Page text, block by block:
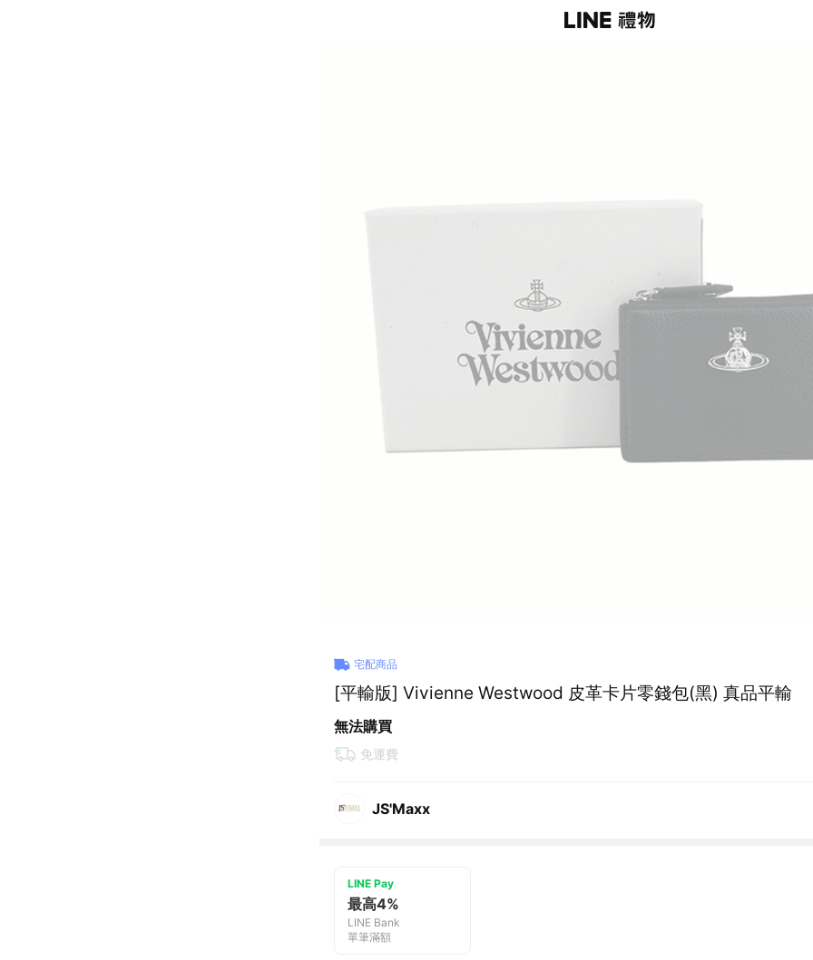
宅配商品
[平輸版] Vivienne Westwood 皮革卡片零錢包(黑) 真品平輸
無法購買
免運費
JS'Maxx
LINE Pay
最高4%
LINE Bank
單筆滿額